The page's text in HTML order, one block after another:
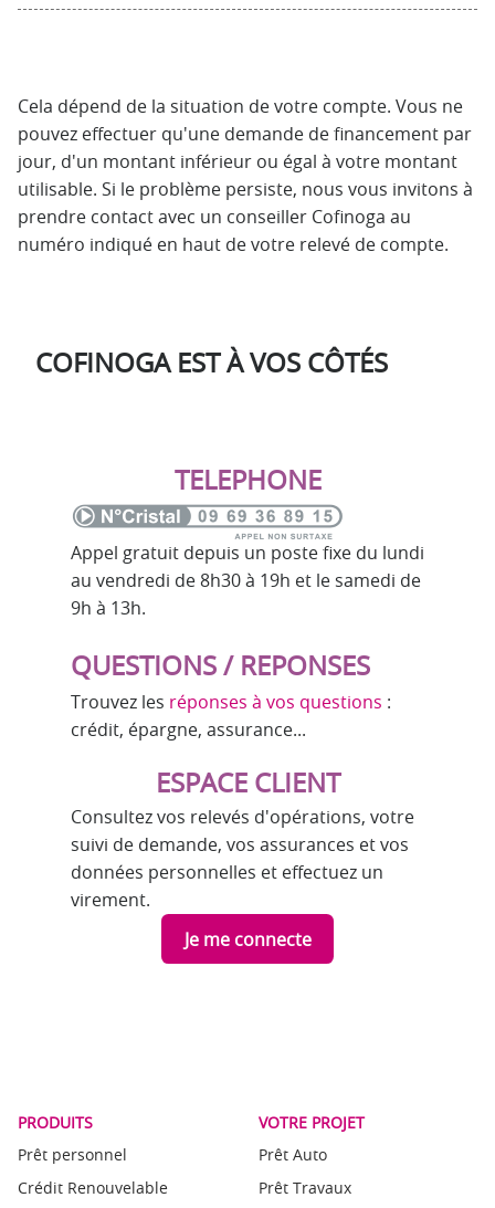
Cela dépend de la situation de votre compte. Vous ne
pouvez effectuer qu'une demande de financement par
jour, d'un montant inférieur ou égal à votre montant
utilisable. Si le problème persiste, nous vous invitons à
prendre contact avec un conseiller Cofinoga au
numéro indiqué en haut de votre relevé de compte.
COFINOGA EST À VOS CÔTÉS
TELEPHONE
Appel gratuit depuis un poste fixe du lundi
au vendredi de 8h30 à 19h et le samedi de
9h à 13h.
QUESTIONS / REPONSES
Trouvez les réponses à vos questions :
crédit, épargne, assurance...
ESPACE CLIENT
Consultez vos relevés d'opérations, votre
suivi de demande, vos assurances et vos
données personnelles et effectuez un
virement.
Je me connecte
PRODUITS
Prêt personnel
Crédit Renouvelable
VOTRE PROJET
Prêt Auto
Prêt Travaux